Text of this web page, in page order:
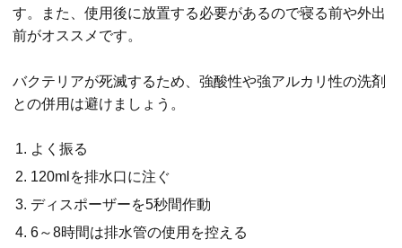
す。また、使用後に放置する必要があるので寝る前や外出
前がオススメです。
バクテリアが死滅するため、強酸性や強アルカリ性の洗剤
との併用は避けましょう。
よく振る
120mlを排水口に注ぐ
ディスポーザーを5秒間作動
6～8時間は排水管の使用を控える